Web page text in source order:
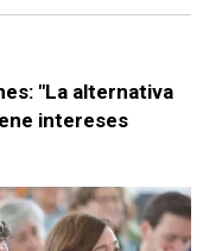
"La alternativa
intereses